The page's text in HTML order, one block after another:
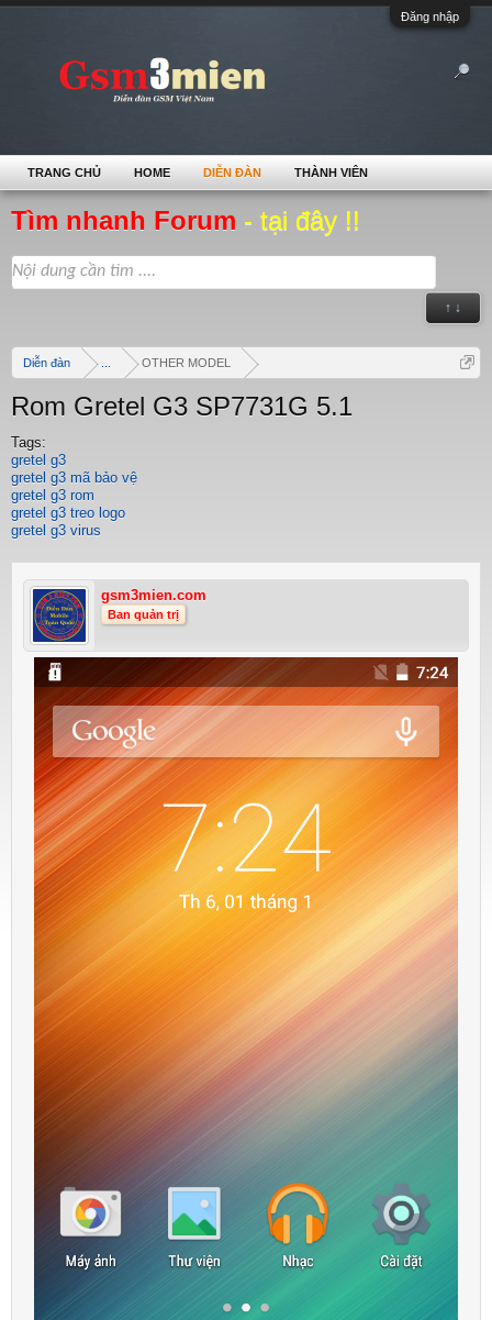
Đăng nhập
Tìm nhanh Forum - tại đây !!
↑ ↓
Diễn đàn OTHER MODEL
Rom Gretel G3 SP7731G 5.1
Tags:
gretel g3
gretel g3 mã bảo vệ
gretel g3 rom
gretel g3 treo logo
gretel g3 virus
gsm3mien.com
Ban quản trị
TRANG CHỦ HOME DIỄN ĐÀN THÀNH VIÊN